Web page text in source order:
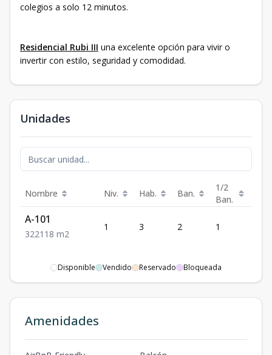
colegios a solo 12 minutos.
Residencial Rubi III una excelente opción para vivir o
invertir con estilo, seguridad y comodidad.
Unidades
Nombre Niv. Hab. Ban.
1/2
Ban.
A-101
322118 m2
1 3 2 1
Disponible Vendido Reservado Bloqueada
Amenidades